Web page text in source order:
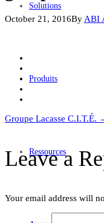
Solutions
Produits
Ressources
October 21, 2016By ABI
Post
Groupe Lacasse C.I.T.É.
Leave a
Your email address will